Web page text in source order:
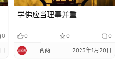
0
学佛应当理事并重
0 0 0
三三两两 2025年1月20日